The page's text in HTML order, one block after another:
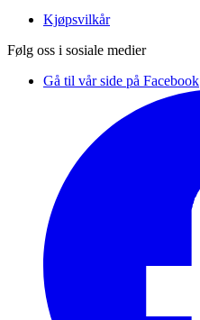
Kjøpsvilkår
Følg oss i sosiale medier
Gå til vår side på Facebook